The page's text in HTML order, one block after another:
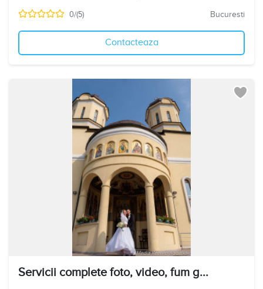
0/(5) Bucuresti
Contacteaza
Servicii complete foto, video, fum g...